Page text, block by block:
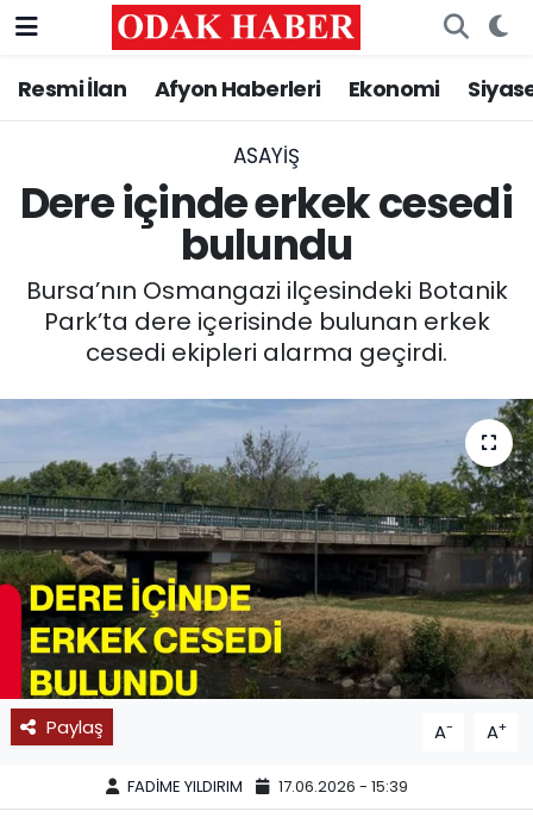
Resmi İlan Afyon Haberleri Ekonomi
ASAYİŞ
Dere içinde erkek cesedi
bulundu
Bursa’nın Osmangazi ilçesindeki Botanik
Park’ta dere içerisinde bulunan erkek
cesedi ekipleri alarma geçirdi.
Paylaş A- A+
FADİME YILDIRIM 17.06.2026 - 15:39
AFYONKARAHİSAR HABERLERİ
ASAYİŞ
SİYASET
EĞİTİM
MAGAZİN
SAĞLIK
SPOR
11:11 MANŞET
Nöbetçi Eczaneler
Trafik Durumu
Tüm Manşetler
Son Dakika Haberleri
Haber Arşivi